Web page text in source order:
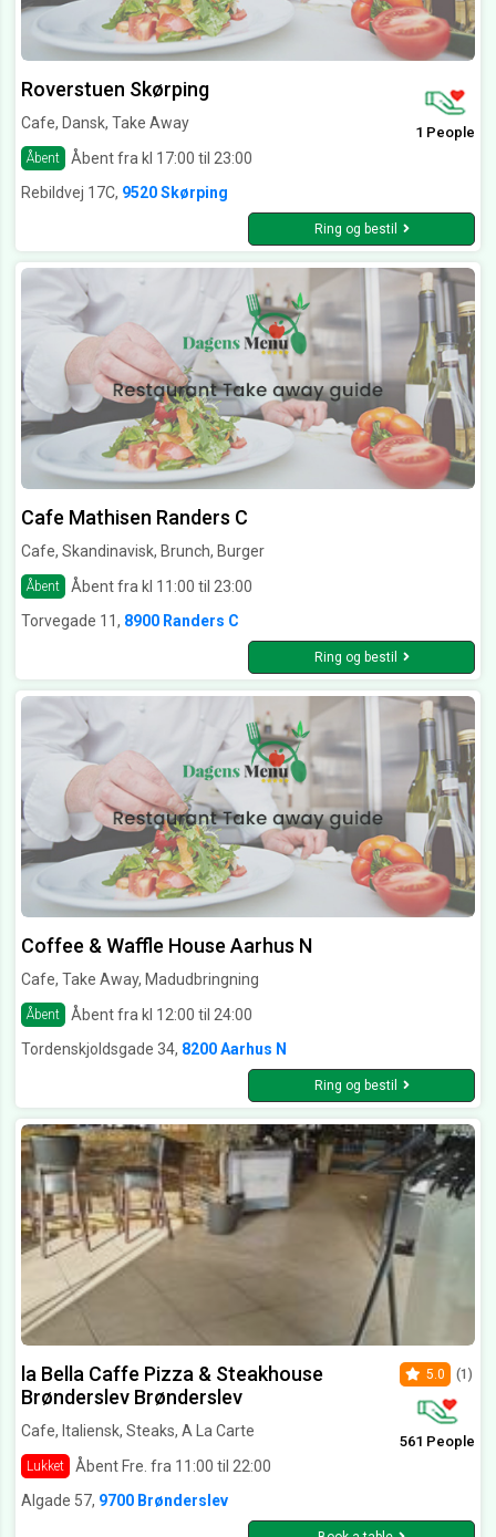
Roverstuen Skørping
Cafe, Dansk, Take Away
Åbent Åbent fra kl 17:00 til 23:00
1 People
Rebildvej 17C, 9520 Skørping
Ring og bestil
Cafe Mathisen Randers C
Cafe, Skandinavisk, Brunch, Burger
Åbent
Åbent fra kl 11:00 til 23:00
Torvegade 11, 8900 Randers C
Ring og bestil
Coffee & Waffle House Aarhus N
Cafe, Take Away, Madudbringning
Åbent
Åbent fra kl 12:00 til 24:00
Tordenskjoldsgade 34, 8200 Aarhus N
Ring og bestil
la Bella Caffe Pizza & Steakhouse
Brønderslev Brønderslev
Cafe, Italiensk, Steaks, A La Carte
Lukket Åbent Fre. fra 11:00 til 22:00
5.0 (1)
561 People
Algade 57, 9700 Brønderslev